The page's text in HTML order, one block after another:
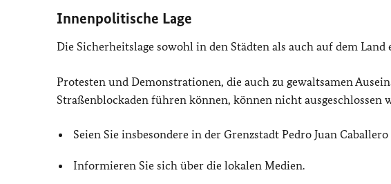
Innenpolitische Lage
Die Sicherheitslage sowohl in den Städten als auch auf dem
Protesten und Demonstrationen, die auch zu gewaltsamen
Straßenblockaden führen können, können nicht ausgeschlossen
Seien Sie insbesondere in der Grenzstadt Pedro Juan
Informieren Sie sich über die lokalen Medien.